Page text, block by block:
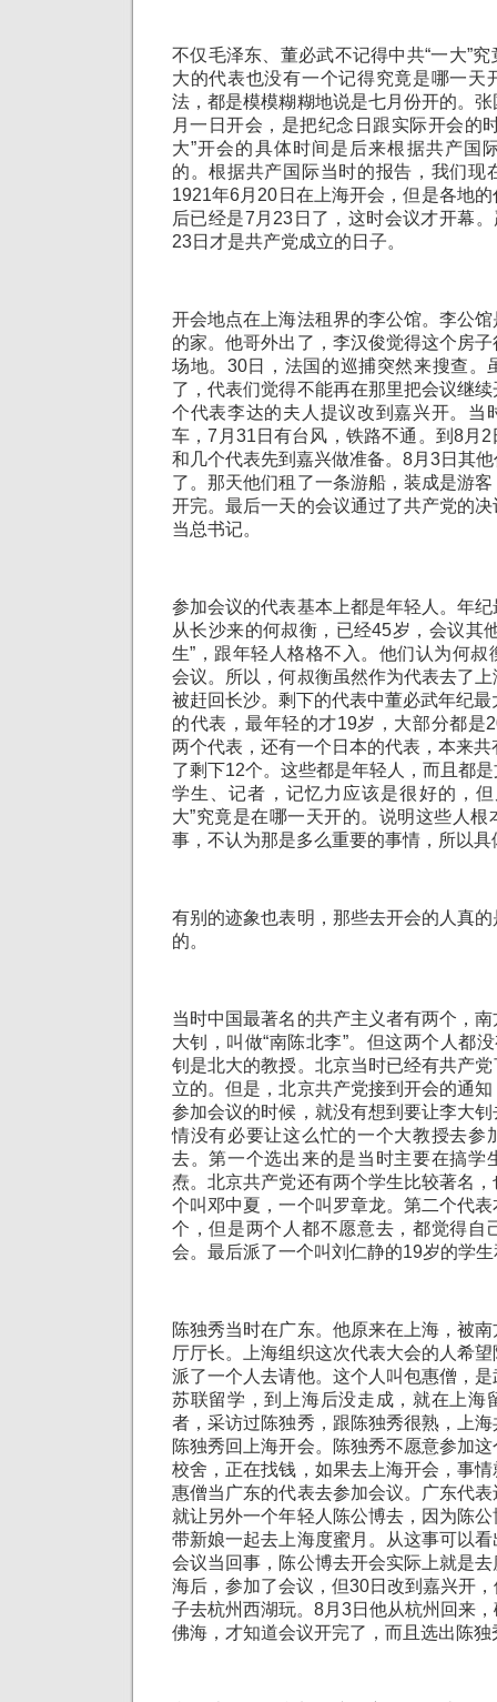
不仅毛泽东、董必武不记得中共“一大”
大的代表也没有一个记得究竟是哪一天
法，都是模模糊糊地说是七月份开的。
月一日开会，是把纪念日跟实际开会的
大”开会的具体时间是后来根据共产国
的。根据共产国际当时的报告，我们现
1921年6月20日在上海开会，但是各地
后已经是7月23日了，这时会议才开幕
23日才是共产党成立的日子。
开会地点在上海法租界的李公馆。李公
的家。他哥外出了，李汉俊觉得这个房
场地。30日，法国的巡捕突然来搜查。
了，代表们觉得不能再在那里把会议继
个代表李达的夫人提议改到嘉兴开。当
车，7月31日有台风，铁路不通。到8月
和几个代表先到嘉兴做准备。8月3日其
了。那天他们租了一条游船，装成是游
开完。最后一天的会议通过了共产党的
当总书记。
参加会议的代表基本上都是年轻人。年
从长沙来的何叔衡，已经45岁，会议其
生”，跟年轻人格格不入。他们认为何
会议。所以，何叔衡虽然作为代表去了
被赶回长沙。剩下的代表中董必武年纪
的代表，最年轻的才19岁，大部分都是
两个代表，还有一个日本的代表，本来
了剩下12个。这些都是年轻人，而且都
学生、记者，记忆力应该是很好的，
大”究竟是在哪一天开的。说明这些人
事，不认为那是多么重要的事情，所以
有别的迹象也表明，那些去开会的人真
的。
当时中国最著名的共产主义者有两个，
大钊，叫做“南陈北李”。但这两个人都
钊是北大的教授。北京当时已经有共产
立的。但是，北京共产党接到开会的通
参加会议的时候，就没有想到要让李大
情没有必要让这么忙的一个大教授去参
去。第一个选出来的是当时主要在搞学
焘。北京共产党还有两个学生比较著名
个叫邓中夏，一个叫罗章龙。第二个代
个，但是两个人都不愿意去，都觉得自
会。最后派了一个叫刘仁静的19岁的学
陈独秀当时在广东。他原来在上海，被
厅厅长。上海组织这次代表大会的人希
派了一个人去请他。这个人叫包惠僧，
苏联留学，到上海后没走成，就在上海
者，采访过陈独秀，跟陈独秀很熟，上
陈独秀回上海开会。陈独秀不愿意参加
校舍，正在找钱，如果去上海开会，事
惠僧当广东的代表去参加会议。广东代
就让另外一个年轻人陈公博去，因为陈
带新娘一起去上海度蜜月。从这事可以
会议当回事，陈公博去开会实际上就是
海后，参加了会议，但30日改到嘉兴开
子去杭州西湖玩。8月3日他从杭州回来
佛海，才知道会议开完了，而且选出陈独